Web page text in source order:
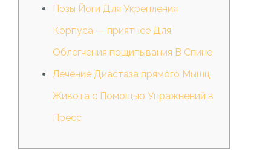
Позы Йоги Для Укрепления
Корпуса — приятнее Для
Облегчения пощипывания В Спине
Лечение Диастаза прямого Мышц
Живота с Помощью Упражнений в
Пресс